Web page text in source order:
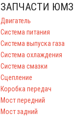
ЗАПЧАСТИ ЮМЗ
Двигатель
Система питания
Система выпуска газа
Система охлаждения
Система смазки
Сцепление
Коробка передач
Мост передний
Мост задний